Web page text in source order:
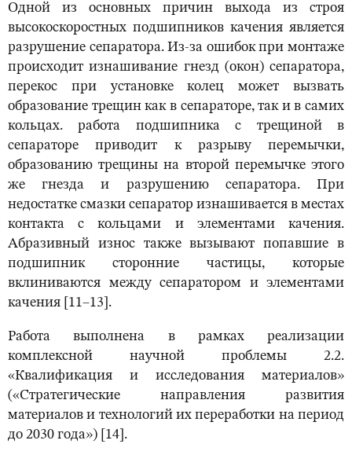
Одной из основных причин выхода из строя
высокоскоростных подшипников качения является
разрушение сепаратора. Из-за ошибок при монтаже
происходит изнашивание гнезд (окон) сепаратора,
перекос при установке колец может вызвать
образование трещин как в сепараторе, так и в самих
кольцах. работа подшипника с трещиной в
сепараторе приводит к разрыву перемычки,
образованию трещины на второй перемычке этого
же гнезда и разрушению сепаратора. При
недостатке смазки сепаратор изнашивается в местах
контакта с кольцами и элементами качения.
Абразивный износ также вызывают попавшие в
подшипник сторонние частицы, которые
вклиниваются между сепаратором и элементами
качения [11–13].
Работа выполнена в рамках реализации
комплексной научной проблемы 2.2.
«Квалификация и исследования материалов»
(«Стратегические направления развития
материалов и технологий их переработки на период
до 2030 года») [14].